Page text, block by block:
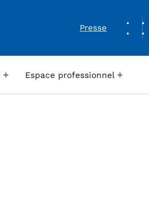
Presse
REVUE DE PRESSE
Espace professionnel